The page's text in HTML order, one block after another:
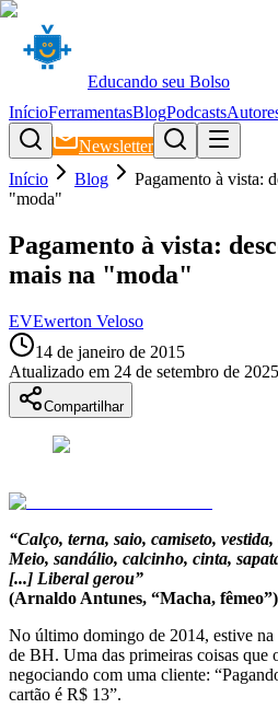
Educando seu Bolso
InícioFerramentasBlogPodcasts
Newsletter
Início
Blog
Pagamento à vista:
"moda"
Pagamento à vista:
mais na "moda"
EVEwerton Veloso
14 de janeiro de 2015
Atualizado em 24 de setembro de 2025
Compartilhar
“Calço, terna, saio, camiseto,
Meio, sandálio, calcinho, cinta,
[...] Liberal gerou”
(Arnaldo Antunes, “Macha, fêmeo”)
No último domingo de 2014, estive
de BH. Uma das primeiras coisas
negociando com uma cliente:
cartão é R$ 13”.